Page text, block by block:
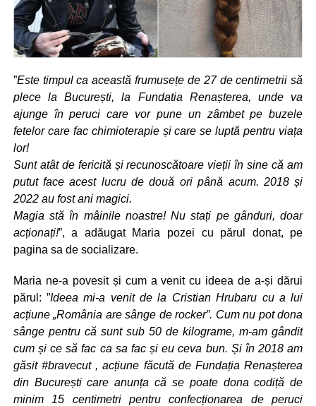
”Este timpul ca această frumusețe de 27 de centimetrii să
plece la București, la Fundatia Renașterea, unde va
ajunge în peruci care vor pune un zâmbet pe buzele
fetelor care fac chimioterapie și care se luptă pentru viața
lor!
Sunt atât de fericită și recunoscătoare vieții în sine că am
putut face acest lucru de două ori până acum. 2018 și
2022 au fost ani magici.
Magia stă în mâinile noastre! Nu stați pe gânduri, doar
acționați!”, a adăugat Maria pozei cu părul donat, pe
pagina sa de socializare.
Maria ne-a povesit și cum a venit cu ideea de a-și dărui
părul: ”Ideea mi-a venit de la Cristian Hrubaru cu a lui
acțiune „România are sânge de rocker”. Cum nu pot dona
sânge pentru că sunt sub 50 de kilograme, m-am gândit
cum și ce să fac ca sa fac și eu ceva bun. Și în 2018 am
găsit #bravecut , acțiune făcută de Fundația Renașterea
din București care anunța că se poate dona codiță de
minim 15 centimetri pentru confecționarea de peruci